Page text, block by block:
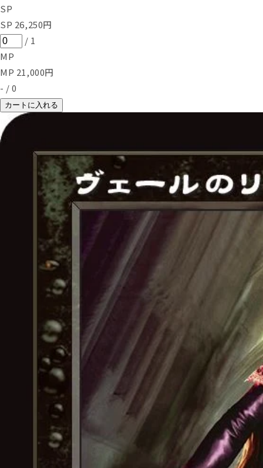
SP
SP 26,250円
/ 1
MP
MP 21,000円
- / 0
カートに入れる